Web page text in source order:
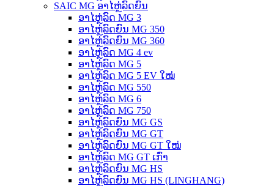
SAIC MG ອາໄຫຼ່ລົດຍົນ
ອາໄຫຼ່ລົດ MG 3
ອາໄຫຼ່ລົດຍົນ MG 350
ອາໄຫຼ່ລົດຍົນ MG 360
ອາໄຫຼ່ລົດ MG 4 ev
ອາໄຫຼ່ລົດ MG 5
ອາໄຫຼ່ລົດ MG 5 EV ໃໝ່
ອາໄຫຼ່ລົດ MG 550
ອາໄຫຼ່ລົດ MG 6
ອາໄຫຼ່ລົດ MG 750
ອາໄຫຼ່ລົດຍົນ MG GS
ອາໄຫຼ່ລົດຍົນ MG GT
ອາໄຫຼ່ລົດຍົນ MG GT ໃໝ່
ອາໄຫຼ່ລົດ MG GT ເກົ່າ
ອາໄຫຼ່ລົດຍົນ MG HS
ອາໄຫຼ່ລົດຍົນ MG HS (LINGHANG)